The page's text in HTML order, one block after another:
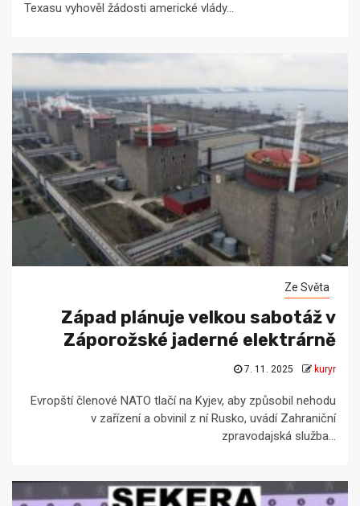
Texasu vyhověl žádosti americké vlády...
Ze Světa
Západ plánuje velkou sabotáž v
Záporožské jaderné elektrárně
7. 11. 2025 kuryr
Evropští členové NATO tlačí na Kyjev, aby způsobil nehodu
v zařízení a obvinil z ní Rusko, uvádí Zahraniční
zpravodajská služba...